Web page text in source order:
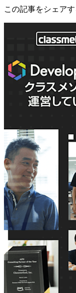
この記事をシェア